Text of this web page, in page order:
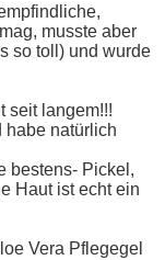
musste aber
so toll) und wurde
seit langem!!!
habe natürlich
bestens- Pickel,
Haut ist echt ein
Vera Pflegegel